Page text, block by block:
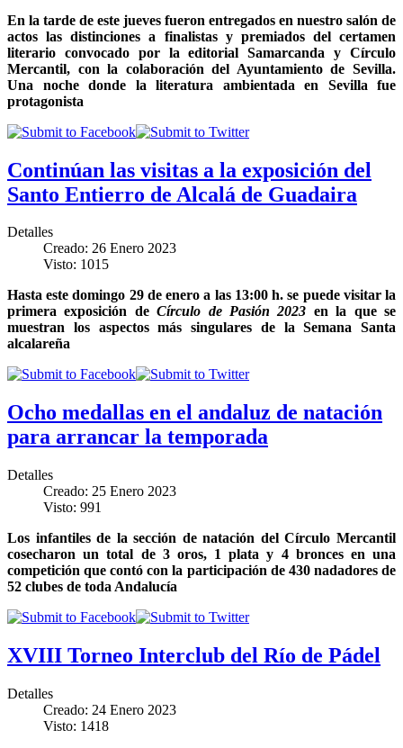
En la tarde de este jueves fueron entregados en nuestro salón de
actos las distinciones a finalistas y premiados del certamen
literario convocado por la editorial Samarcanda y Círculo
Mercantil, con la colaboración del Ayuntamiento de Sevilla.
Una noche donde la literatura ambientada en Sevilla fue
protagonista
Continúan las visitas a la exposición del
Santo Entierro de Alcalá de Guadaira
Detalles
Creado: 26 Enero 2023
Visto: 1015
Hasta este domingo 29 de enero a las 13:00 h. se puede visitar la
primera exposición deCírculo de Pasión 2023 en la que se
muestran los aspectos más singulares de la Semana Santa
alcalareña
Ocho medallas en el andaluz de natación
para arrancar la temporada
Detalles
Creado: 25 Enero 2023
Visto: 991
Los infantiles de la sección de natación del Círculo Mercantil
cosecharon un total de 3 oros, 1 plata y 4 bronces en una
competición que contó con la participación de 430 nadadores de
52 clubes de toda Andalucía
XVIII Torneo Interclub del Río de Pádel
Detalles
Creado: 24 Enero 2023
Visto: 1418